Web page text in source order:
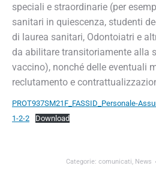
speciali e straordinarie (per
sanitari in quiescenza, studenti
di laurea sanitari, Odontoiatri e
da abilitare transitoriamente alla
vaccino), nonché delle eventuali
reclutamento e
PROT937SM21F_FASSID_Personale-
1-2-2
Download
Categorie: comunicati, News